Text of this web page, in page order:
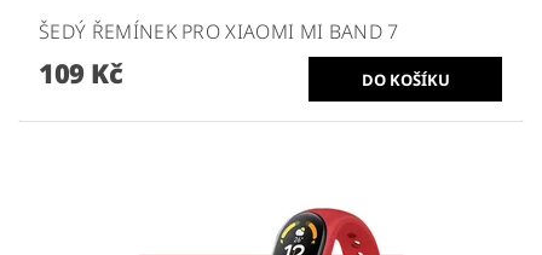
ŠEDÝ ŘEMÍNEK PRO XIAOMI MI BAND 7
109 Kč